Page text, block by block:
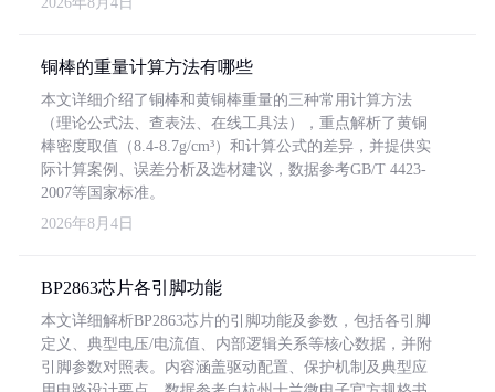
铜棒的重量计算方法有哪些
本文详细介绍了铜棒和黄铜棒重量的三种常用计算方法
（理论公式法、查表法、在线工具法），重点解析了黄铜
棒密度取值（8.4-8.7g/cm³）和计算公式的差异，并提供实
际计算案例、误差分析及选材建议，数据参考GB/T 4423-
2007等国家标准。
2026年8月4日
BP2863芯片各引脚功能
本文详细解析BP2863芯片的引脚功能及参数，包括各引脚
定义、典型电压/电流值、内部逻辑关系等核心数据，并附
引脚参数对照表。内容涵盖驱动配置、保护机制及典型应